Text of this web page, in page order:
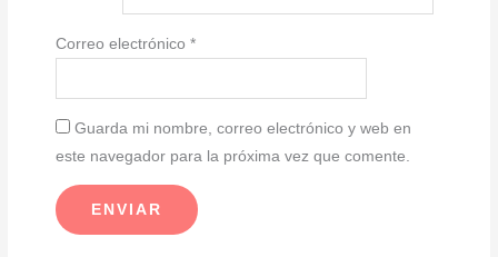
Correo electrónico*
Guarda mi nombre, correo electrónico y web en
este navegador para la próxima vez que comente.